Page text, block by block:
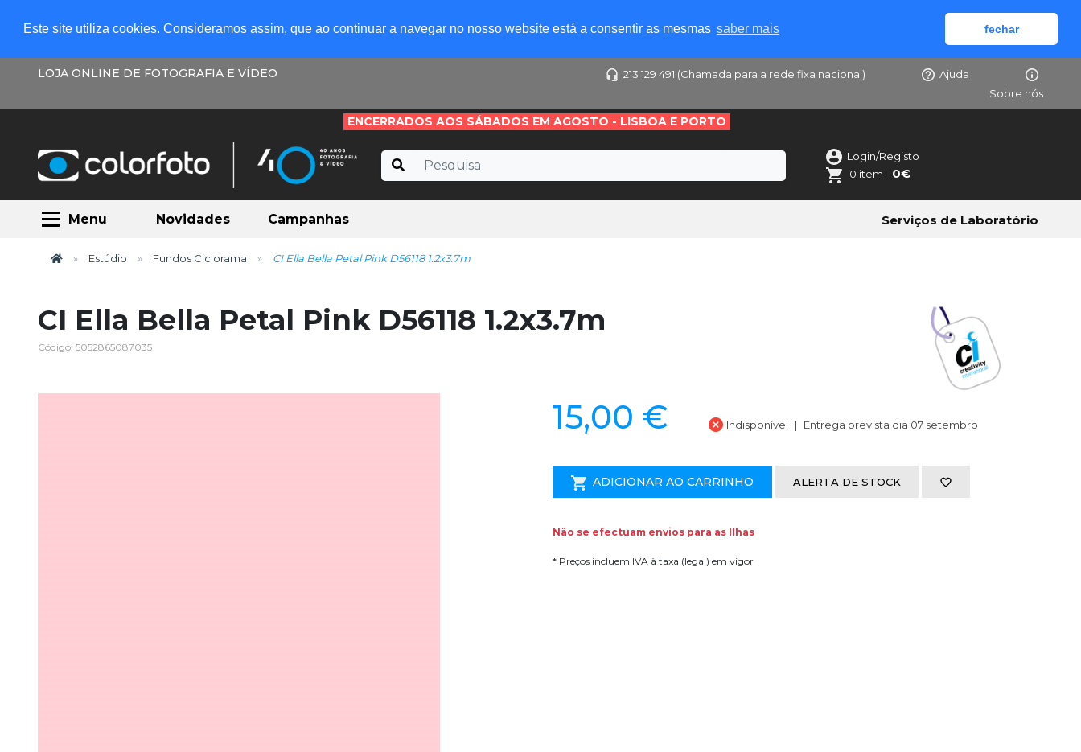
Este site utiliza cookies. Consideramos assim, que ao continuar a navegar no nosso website está a consentir as mesmas saber mais fechar
LOJA ONLINE DE FOTOGRAFIA E VÍDEO 213 129 491 (Chamada para a rede fixa nacional)
Ajuda
Sobre nós
ENCERRADOS AOS SÁBADOS EM AGOSTO - LISBOA E PORTO
Login/Registo
0 item - 0€
Menu Novidades Campanhas Serviços de Laboratório
Estúdio Fundos Ciclorama CI Ella Bella Petal Pink D56118 1.2x3.7m
CI Ella Bella Petal Pink D56118 1.2x3.7m
Código: 5052865087035
15,00 € Indisponível Entrega prevista dia 07 setembro
ADICIONAR AO CARRINHO ALERTA DE STOCK
Não se efectuam envios para as Ilhas
* Preços incluem IVA à taxa (legal) em vigor